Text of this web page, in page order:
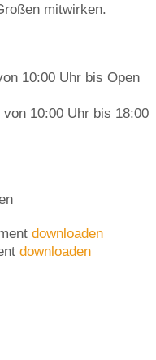
mitwirken.
10:00 Uhr bis Open
10:00 Uhr bis 18:00
downloaden
downloaden